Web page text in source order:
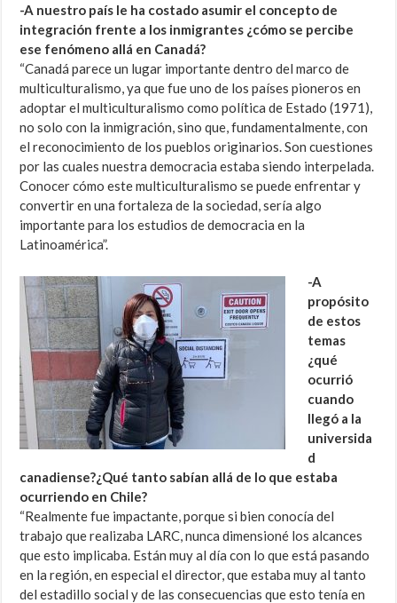
-A nuestro país le ha costado asumir el concepto de
integración frente a los inmigrantes ¿cómo se percibe
ese fenómeno allá en Canadá?
“Canadá parece un lugar importante dentro del marco de
multiculturalismo, ya que fue uno de los países pioneros en
adoptar el multiculturalismo como política de Estado (1971),
no solo con la inmigración, sino que, fundamentalmente, con
el reconocimiento de los pueblos originarios. Son cuestiones
por las cuales nuestra democracia estaba siendo interpelada.
Conocer cómo este multiculturalismo se puede enfrentar y
convertir en una fortaleza de la sociedad, sería algo
importante para los estudios de democracia en la
Latinoamérica”.
-A
propósito
de estos
temas
¿qué
ocurrió
cuando
llegó a la
universida
d
canadiense?¿Qué tanto sabían allá de lo que estaba
ocurriendo en Chile?
“Realmente fue impactante, porque si bien conocía del
trabajo que realizaba LARC, nunca dimensioné los alcances
que esto implicaba. Están muy al día con lo que está pasando
en la región, en especial el director, que estaba muy al tanto
del estadillo social y de las consecuencias que esto tenía en